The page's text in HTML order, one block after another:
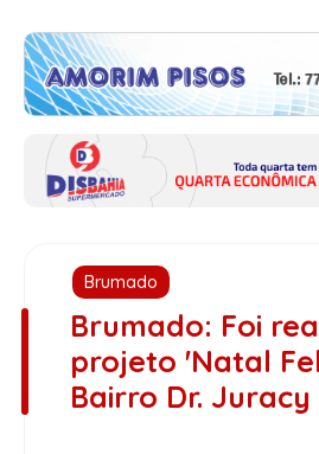
Brumado
Brumado: Foi
projeto 'Natal
Bairro Dr. Juracy